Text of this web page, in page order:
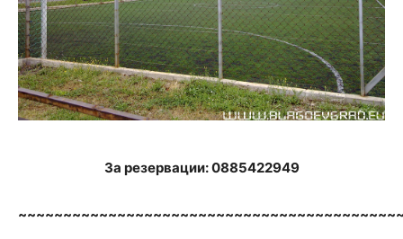
За резервации: 0885422949